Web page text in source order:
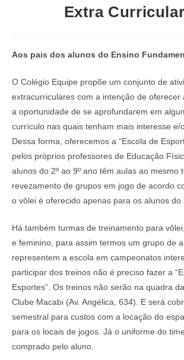
Extra
Aos pais dos alunos do Ensino
O Colégio Equipe propõe um conjunto de
extracurriculares com a intenção de oferecer
a oportunidade de se aprofundarem em
currículo nas quais tenham mais interesse e/
Dessa forma, oferecemos a “Escola de
pelos próprios professores de Educação
alunos do 2º ao 9º ano têm aulas ao mesmo
revezamento de grupos em jogo de acordo
o vôlei é oferecido apenas para os alunos do
Há também turmas de treinamento para
e feminino, para assim termos um grupo de
representem a escola em campeonatos
participar dos treinos não é preciso fazer a
Esportes”. Os treinos não serão na quadra
Clube Macabi (Av. Angélica, 634). E será
semestral para custos com a locação do
para os locais de jogos. Já o uniforme do
comprado pelo aluno.